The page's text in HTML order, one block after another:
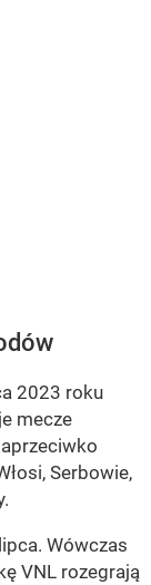
2023 roku
mecze
Serbowie,
Wówczas
VNL rozegrają